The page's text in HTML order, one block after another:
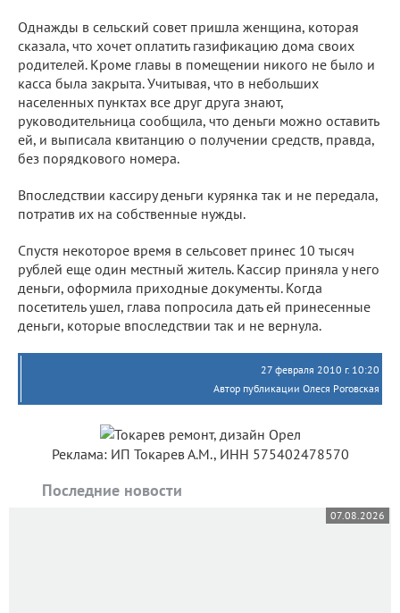
Однажды в сельский совет пришла женщина, которая
сказала, что хочет оплатить газификацию дома своих
родителей. Кроме главы в помещении никого не было и
касса была закрыта. Учитывая, что в небольших
населенных пунктах все друг друга знают,
руководительница сообщила, что деньги можно оставить
ей, и выписала квитанцию о получении средств, правда,
без порядкового номера.
Впоследствии кассиру деньги курянка так и не передала,
потратив их на собственные нужды.
Спустя некоторое время в сельсовет принес 10 тысяч
рублей еще один местный житель. Кассир приняла у него
деньги, оформила приходные документы. Когда
посетитель ушел, глава попросила дать ей принесенные
деньги, которые впоследствии так и не вернула.
27 февраля 2010 г. 10:20
Автор публикации Олеся Роговская
Реклама: ИП Токарев А.М., ИНН 575402478570
Последние новости
07.08.2026